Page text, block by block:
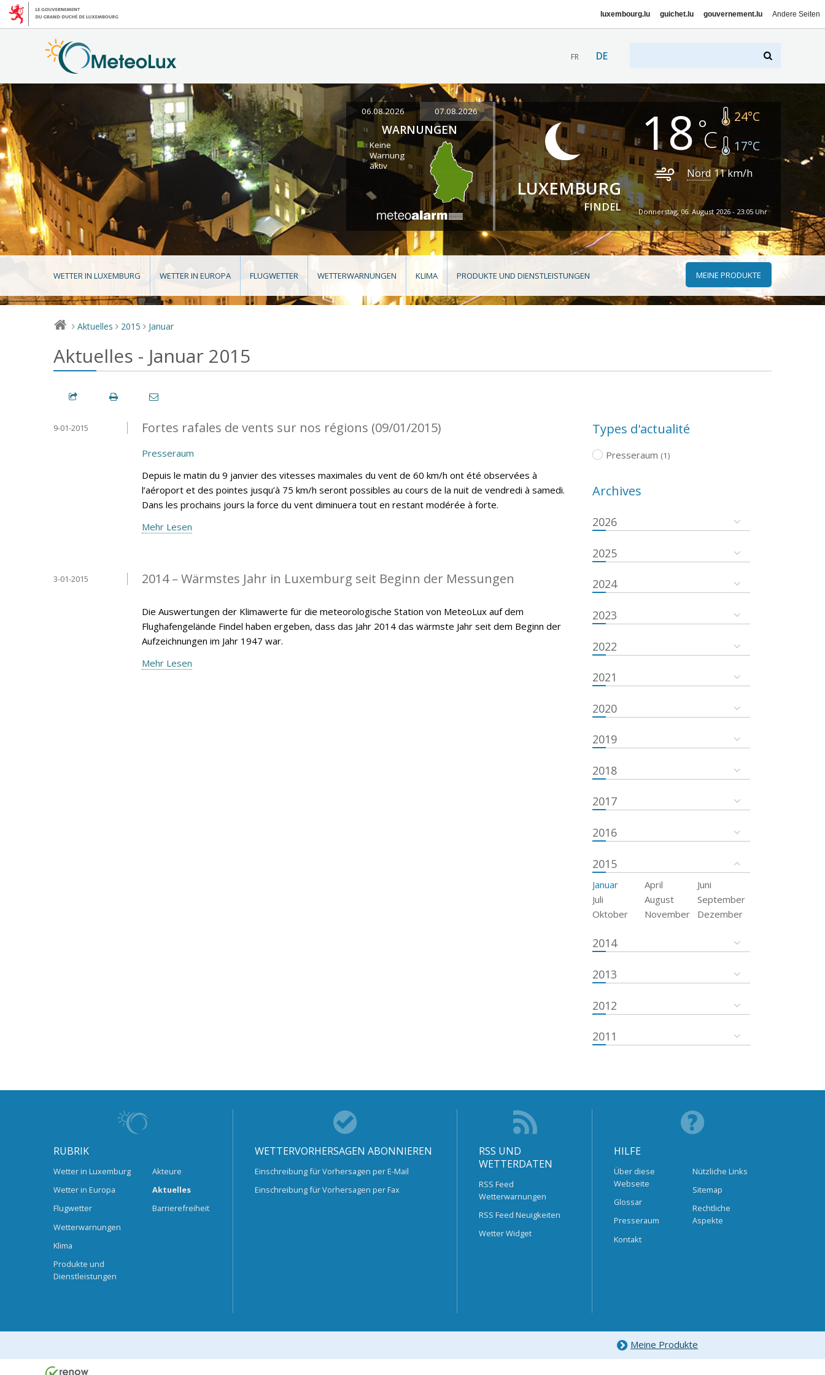
luxembourg.lu guichet.lu gouvernement.lu Andere Seiten
FR DE
06.08.2026 07.08.2026
WARNUNGEN
Keine
Warnung
aktiv
LUXEMBURG
FINDEL
18 24°C
17°C
Nord 11km/h
Donnerstag, 06. August 2026 - 23:05 Uhr
WETTER IN LUXEMBURG WETTER IN EUROPA FLUGWETTER WETTERWARNUNGEN KLIMA PRODUKTE UND DIENSTLEISTUNGEN MEINE PRODUKTE
> Aktuelles > 2015 > Januar
Aktuelles - Januar 2015
Fortes rafales de vents sur nos régions (09/01/2015)
9-01-2015
Presseraum
Depuis le matin du 9 janvier des vitesses maximales du vent de 60 km/h ont été observées à
l’aéroport et des pointes jusqu’à 75 km/h seront possibles au cours de la nuit de vendredi à samedi.
Dans les prochains jours la force du vent diminuera tout en restant modérée à forte.
Mehr Lesen
2014 – Wärmstes Jahr in Luxemburg seit Beginn der Messungen
3-01-2015
Die Auswertungen der Klimawerte für die meteorologische Station von MeteoLux auf dem
Flughafengelände Findel haben ergeben, dass das Jahr 2014 das wärmste Jahr seit dem Beginn der
Aufzeichnungen im Jahr 1947 war.
Mehr Lesen
Types d'actualité
Presseraum (1)
Archives
2026
2025
2024
2023
2022
2021
2020
2019
2018
2017
2016
2015
Januar April
Juni
Juli
August
September
Oktober
November Dezember
2014
2013
2012
2011
RUBRIK
Wetter in Luxemburg
Wetter in Europa
Flugwetter
Wetterwarnungen
Klima
Produkte und
Dienstleistungen
Akteure
Aktuelles
Barrierefreiheit
WETTERVORHERSAGEN ABONNIEREN
Einschreibung für Vorhersagen per E-Mail
Einschreibung für Vorhersagen per Fax
RSS UND
WETTERDATEN
RSS Feed
Wetterwarnungen
RSS Feed Neuigkeiten
Wetter Widget
HILFE
Über diese
Webseite
Glossar
Presseraum
Kontakt
Nützliche Links
Sitemap
Rechtliche
Aspekte
Meine Produkte